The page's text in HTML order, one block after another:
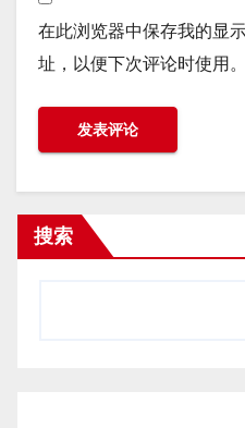
在此浏览器中保存我的显
址，以便下次评论时使用。
搜索